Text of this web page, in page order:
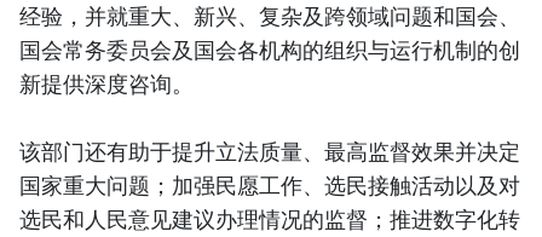
经验，并就重大、新兴、复杂及跨领域问题和国会、
国会常务委员会及国会各机构的组织与运行机制的创
新提供深度咨询。
该部门还有助于提升立法质量、最高监督效果并决定
国家重大问题；加强民愿工作、选民接触活动以及对
选民和人民意见建议办理情况的监督；推进数字化转